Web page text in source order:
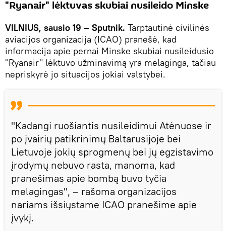
"Ryanair" lėktuvas skubiai nusileido Minske
VILNIUS, sausio 19 – Sputnik. Tarptautinė civilinės
aviacijos organizacija (ICAO) pranešė, kad
informacija apie pernai Minske skubiai nusileidusio
"Ryanair" lėktuvo užminavimą yra melaginga, tačiau
nepriskyrė jo situacijos jokiai valstybei.
"Kadangi ruošiantis nusileidimui Atėnuose ir
po įvairių patikrinimų Baltarusijoje bei
Lietuvoje jokių sprogmenų bei jų egzistavimo
įrodymų nebuvo rasta, manoma, kad
pranešimas apie bombą buvo tyčia
melagingas", – rašoma organizacijos
nariams išsiųstame ICAO pranešime apie
įvykį.